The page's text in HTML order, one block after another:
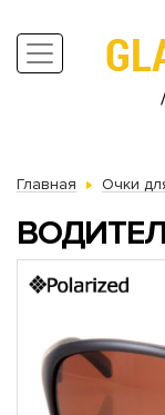
Главная Очки